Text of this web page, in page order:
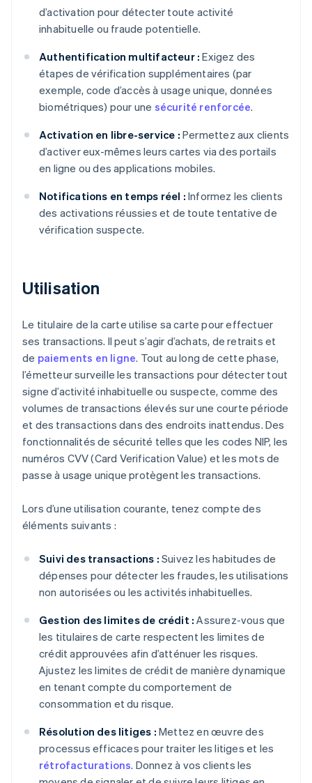
d’activation pour détecter toute activité
inhabituelle ou fraude potentielle.
Authentification multifacteur : Exigez des
étapes de vérification supplémentaires (par
exemple, code d’accès à usage unique, données
biométriques) pour une sécurité renforcée.
Activation en libre-service : Permettez aux clients
d’activer eux-mêmes leurs cartes via des portails
en ligne ou des applications mobiles.
Notifications en temps réel : Informez les clients
des activations réussies et de toute tentative de
vérification suspecte.
Utilisation
Le titulaire de la carte utilise sa carte pour effectuer
ses transactions. Il peut s’agir d’achats, de retraits et
de paiements en ligne. Tout au long de cette phase,
l’émetteur surveille les transactions pour détecter tout
signe d’activité inhabituelle ou suspecte, comme des
volumes de transactions élevés sur une courte période
et des transactions dans des endroits inattendus. Des
fonctionnalités de sécurité telles que les codes NIP, les
numéros CVV (Card Verification Value) et les mots de
passe à usage unique protègent les transactions.
Lors d’une utilisation courante, tenez compte des
éléments suivants :
Suivi des transactions : Suivez les habitudes de
dépenses pour détecter les fraudes, les utilisations
non autorisées ou les activités inhabituelles.
Gestion des limites de crédit : Assurez-vous que
les titulaires de carte respectent les limites de
crédit approuvées afin d’atténuer les risques.
Ajustez les limites de crédit de manière dynamique
en tenant compte du comportement de
consommation et du risque.
Résolution des litiges : Mettez en œuvre des
processus efficaces pour traiter les litiges et les
rétrofacturations. Donnez à vos clients les